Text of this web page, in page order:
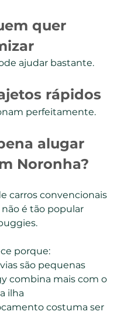
quer
ajudar bastante.
rápidos
perfeitamente.
alugar
Noronha?
carros convencionais
é tão popular
porque:
são pequenas
combina mais com o
ilha
costuma ser